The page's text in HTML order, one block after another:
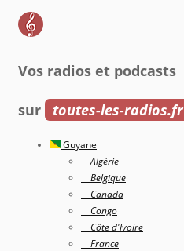
Vos radios et podcasts
sur toutes-les-radios.fr
Guyane
Algérie
Belgique
Canada
Congo
Côte d'Ivoire
France